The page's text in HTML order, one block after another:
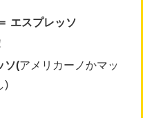
エスプレッソ
ソ(アメリカーノかマッ
)